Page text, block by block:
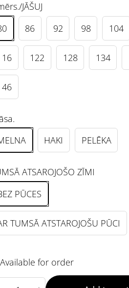
JĀŠUJ
86 92 98 104
122 128 134
HAKI PELĒKA
ATSAROJOŠO ZĪMI
PŪCES
TUMSĀ ATSTAROJOŠU PŪCI
Available for order